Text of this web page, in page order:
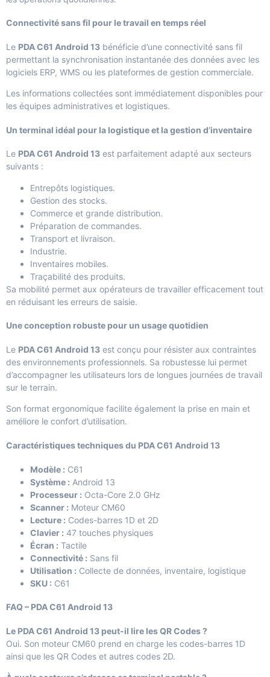
Connectivité sans fil pour le travail en temps réel
Le PDA C61 Android 13 bénéficie d’une connectivité sans fil
permettant la synchronisation instantanée des données avec les
logiciels ERP, WMS ou les plateformes de gestion commerciale.
Les informations collectées sont immédiatement disponibles pour
les équipes administratives et logistiques.
Un terminal idéal pour la logistique et la gestion d’inventaire
Le PDA C61 Android 13 est parfaitement adapté aux secteurs
suivants :
Entrepôts logistiques.
Gestion des stocks.
Commerce et grande distribution.
Préparation de commandes.
Transport et livraison.
Industrie.
Inventaires mobiles.
Traçabilité des produits.
Sa mobilité permet aux opérateurs de travailler efficacement tout
en réduisant les erreurs de saisie.
Une conception robuste pour un usage quotidien
Le PDA C61 Android 13 est conçu pour résister aux contraintes
des environnements professionnels. Sa robustesse lui permet
d’accompagner les utilisateurs lors de longues journées de travail
sur le terrain.
Son format ergonomique facilite également la prise en main et
améliore le confort d’utilisation.
Caractéristiques techniques du PDA C61 Android 13
Modèle : C61
Système : Android 13
Processeur : Octa-Core 2.0 GHz
Scanner : Moteur CM60
Lecture : Codes-barres 1D et 2D
Clavier : 47 touches physiques
Écran : Tactile
Connectivité : Sans fil
Utilisation : Collecte de données, inventaire, logistique
SKU : C61
FAQ – PDA C61 Android 13
Le PDA C61 Android 13 peut-il lire les QR Codes ?
Oui. Son moteur CM60 prend en charge les codes-barres 1D
ainsi que les QR Codes et autres codes 2D.